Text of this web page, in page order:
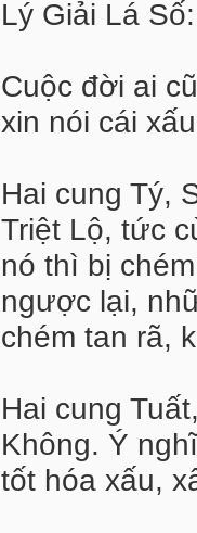
Lý Giải Lá Số:
Cuộc đời ai
xin nói cái
Hai cung Tý,
Triệt Lộ, tức
nó thì bị
ngược lại,
chém tan rã,
Hai cung
Không. Ý
tốt hóa xấu,